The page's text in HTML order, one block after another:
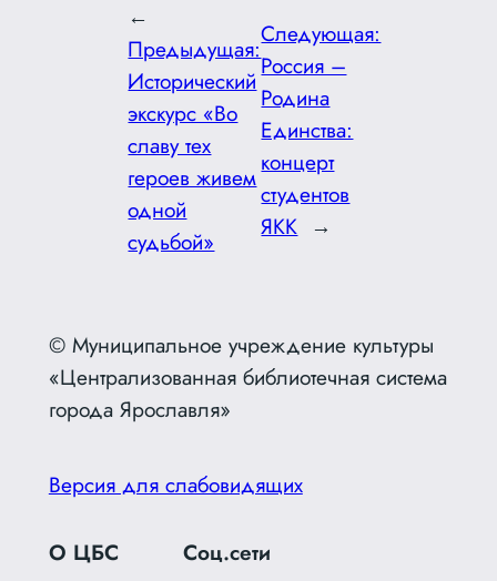
←
Предыдущая:
Исторический
экскурс «Во
славу тех
героев живем
одной
судьбой»
Следующая:
Россия –
Родина
Единства:
концерт
студентов
ЯКК →
© Муниципальное учреждение культуры
«Централизованная библиотечная система
города Ярославля»
Версия для слабовидящих
О ЦБС Соц.сети